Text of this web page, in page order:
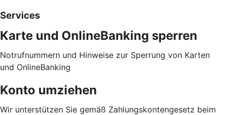
Services
Karte und OnlineBanking sperren
Notrufnummern und Hinweise zur Sperrung von Karten
und OnlineBanking
Konto umziehen
Wir unterstützen Sie gemäß Zahlungskontengesetz beim